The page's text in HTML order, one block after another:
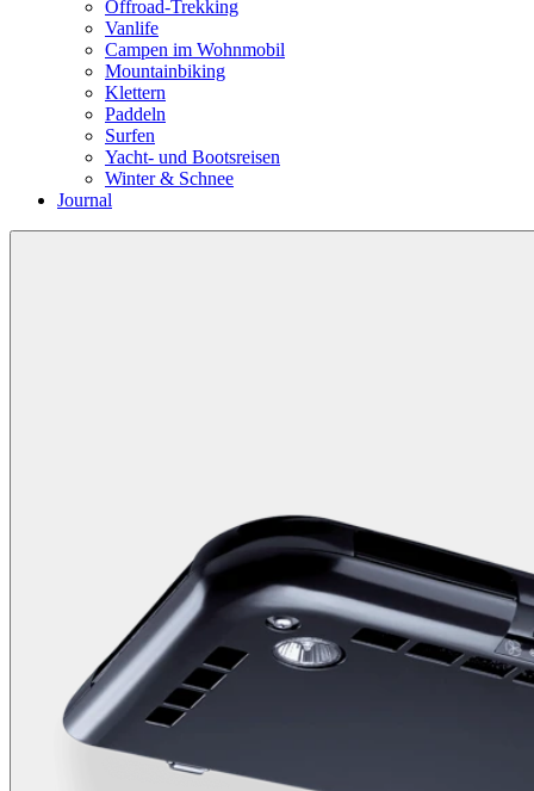
Offroad-Trekking
Vanlife
Campen im Wohnmobil
Mountainbiking
Klettern
Paddeln
Surfen
Yacht- und Bootsreisen
Winter & Schnee
Journal